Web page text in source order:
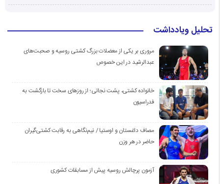
تحلیل ویادداشت
مروری بر یکی از معضلات بزرگ کشتی روسیه و صحبت‌های
عبدالرشید در این خصوص
خانواده کشتی، پشت نجاتی؛ از روزهای سخت تا بازگشت به
فدراسیون
مصاف داغستان و اوستیا / نیم‌نگاهی به رقابت کشتی‌گیران
حاضر در هر وزن
آزمون پرچالش روسیه پیش از مسابقات کشوری